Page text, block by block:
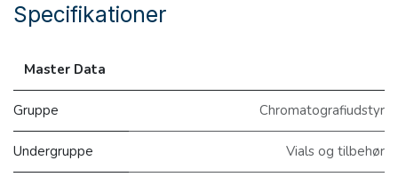
Specifikationer
Master Data
Gruppe Chromatografiudstyr
Undergruppe Vials og tilbehør